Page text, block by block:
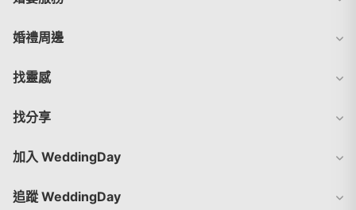
婚禮周邊
找靈感
找分享
加入 WeddingDay
追蹤 WeddingDay